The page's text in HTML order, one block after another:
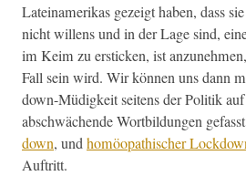
Lateinamerikas gezeigt haben, dass
nicht wil­lens und in der Lage sind,
im Keim zu erstick­en, ist
Fall sein wird. Wir kön­nen uns dann
down-Müdigkeit seit­ens der Poli­tik
abschwächende Wort­bil­dun­gen
down, undhomöopathis­ch­er
Auftritt.